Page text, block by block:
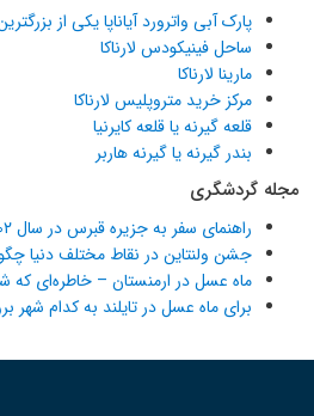
پارک آبی واترورد آیاناپا یکی از
ساحل فینیکودس لارناکا
مارینا لارناکا
مرکز خرید متروپلیس لارناکا
قلعه گیرنه یا قلعه کایرنیا
بندر گیرنه یا گیرنه هاربر
مجله گردشگری
راهنمای سفر به جزیره قبرس در سال ۱۴۰۲
جشن ولنتاین در نقاط مختلف دنیا
ماه عسل در ارمنستان – خاطره‌ای که
برای ماه عسل در تایلند به کدام شهر